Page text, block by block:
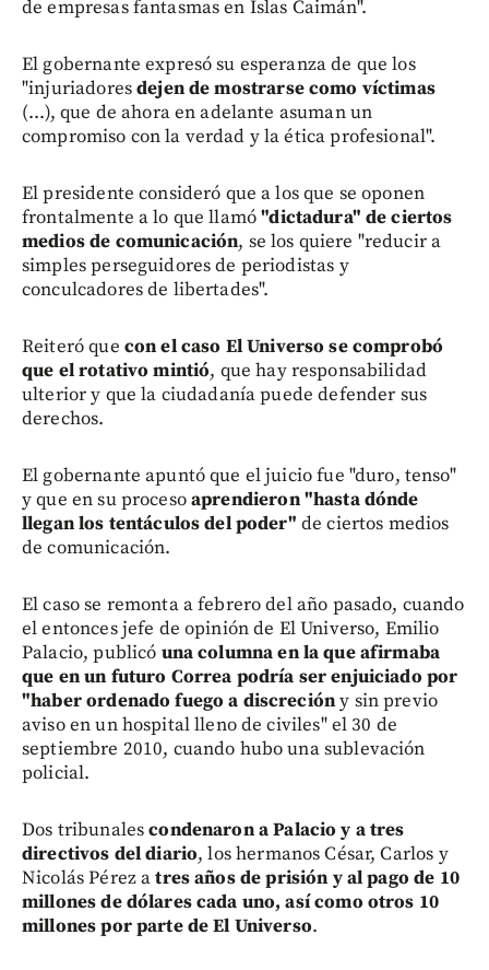
de empresas fantasmas en Islas Caimán".
El gobernante expresó su esperanza de que los
"injuriadoresdejen de mostrarse como víctimas
(...), que de ahora en adelante asuman un
compromiso con la verdad y la ética profesional".
El presidente consideró que a los que se oponen
frontalmente a lo que llamó"dictadura" de ciertos
medios de comunicación, se los quiere "reducir a
simples perseguidores de periodistas y
conculcadores de libertades".
Reiteró que con el caso El Universo se comprobó
que el rotativo mintió, que hay responsabilidad
ulterior y que la ciudadanía puede defender sus
derechos.
El gobernante apuntó que el juicio fue "duro, tenso"
y que en su procesoaprendieron "hasta dónde
llegan los tentáculos del poder" de ciertos medios
de comunicación.
El caso se remonta a febrero del año pasado, cuando
el entonces jefe de opinión de El Universo, Emilio
Palacio, publicó una columna en la que afirmaba
que en un futuro Correa podría ser enjuiciado por
"haber ordenado fuego a discrecióny sin previo
aviso en un hospital lleno de civiles" el 30 de
septiembre 2010, cuando hubo una sublevación
policial.
Dos tribunalescondenaron a Palacio y a tres
directivos del diario, los hermanos César, Carlos y
Nicolás Pérez atres años de prisión y al pago de 10
millones de dólares cada uno, así como otros 10
millones por parte de El Universo.